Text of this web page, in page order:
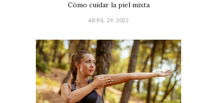
Cómo cuidar la piel mixta
ABRIL 29, 2022